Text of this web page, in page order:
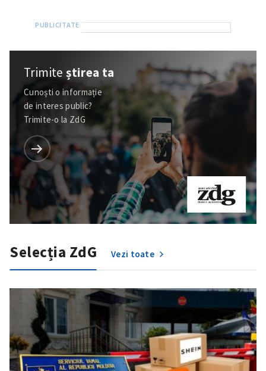
Trimiteștirea ta
Cunoști o informație
de interes public?
Trimite-o la ZdG
Selecția ZdG Vezi toate